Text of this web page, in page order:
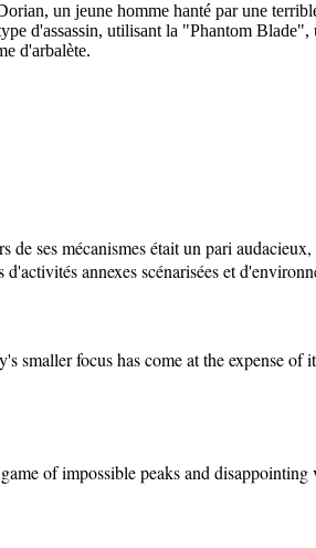
un jeune homme hanté par une
d'assassin, utilisant la "Phantom Blade",
d'arbalète.
de ses mécanismes était un pari
annexes scénarisées et
smaller focus has come at the expense
of impossible peaks and disappointing